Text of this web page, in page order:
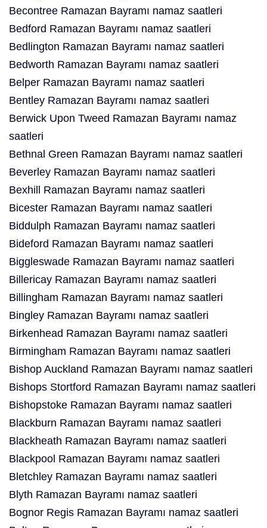
Becontree Ramazan Bayramı namaz saatleri
Bedford Ramazan Bayramı namaz saatleri
Bedlington Ramazan Bayramı namaz saatleri
Bedworth Ramazan Bayramı namaz saatleri
Belper Ramazan Bayramı namaz saatleri
Bentley Ramazan Bayramı namaz saatleri
Berwick Upon Tweed Ramazan Bayramı namaz
saatleri
Bethnal Green Ramazan Bayramı namaz saatleri
Beverley Ramazan Bayramı namaz saatleri
Bexhill Ramazan Bayramı namaz saatleri
Bicester Ramazan Bayramı namaz saatleri
Biddulph Ramazan Bayramı namaz saatleri
Bideford Ramazan Bayramı namaz saatleri
Biggleswade Ramazan Bayramı namaz saatleri
Billericay Ramazan Bayramı namaz saatleri
Billingham Ramazan Bayramı namaz saatleri
Bingley Ramazan Bayramı namaz saatleri
Birkenhead Ramazan Bayramı namaz saatleri
Birmingham Ramazan Bayramı namaz saatleri
Bishop Auckland Ramazan Bayramı namaz saatleri
Bishops Stortford Ramazan Bayramı namaz saatleri
Bishopstoke Ramazan Bayramı namaz saatleri
Blackburn Ramazan Bayramı namaz saatleri
Blackheath Ramazan Bayramı namaz saatleri
Blackpool Ramazan Bayramı namaz saatleri
Bletchley Ramazan Bayramı namaz saatleri
Blyth Ramazan Bayramı namaz saatleri
Bognor Regis Ramazan Bayramı namaz saatleri